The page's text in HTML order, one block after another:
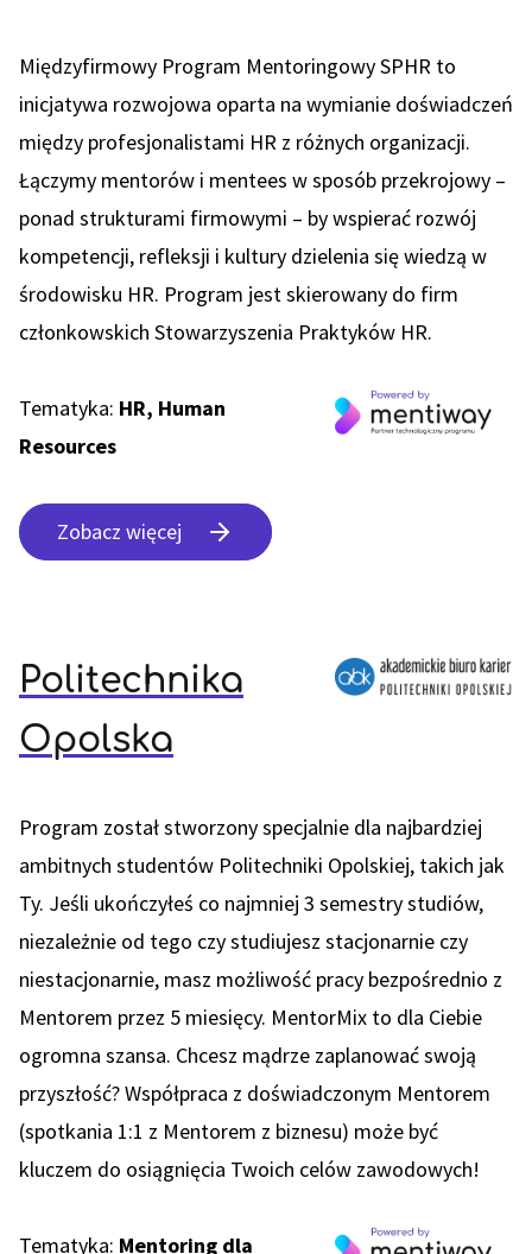
Międzyfirmowy Program Mentoringowy SPHR to
inicjatywa rozwojowa oparta na wymianie doświadczeń
między profesjonalistami HR z różnych organizacji.
Łączymy mentorów i mentees w sposób przekrojowy –
ponad strukturami firmowymi – by wspierać rozwój
kompetencji, refleksji i kultury dzielenia się wiedzą w
środowisku HR. Program jest skierowany do firm
członkowskich Stowarzyszenia Praktyków HR.
Tematyka: HR, Human
Resources
Zobacz więcej
Politechnika
Opolska
Program został stworzony specjalnie dla najbardziej
ambitnych studentów Politechniki Opolskiej, takich jak
Ty. Jeśli ukończyłeś co najmniej 3 semestry studiów,
niezależnie od tego czy studiujesz stacjonarnie czy
niestacjonarnie, masz możliwość pracy bezpośrednio z
Mentorem przez 5 miesięcy. MentorMix to dla Ciebie
ogromna szansa. Chcesz mądrze zaplanować swoją
przyszłość? Współpraca z doświadczonym Mentorem
(spotkania 1:1 z Mentorem z biznesu) może być
kluczem do osiągnięcia Twoich celów zawodowych!
Tematyka: Mentoring dla